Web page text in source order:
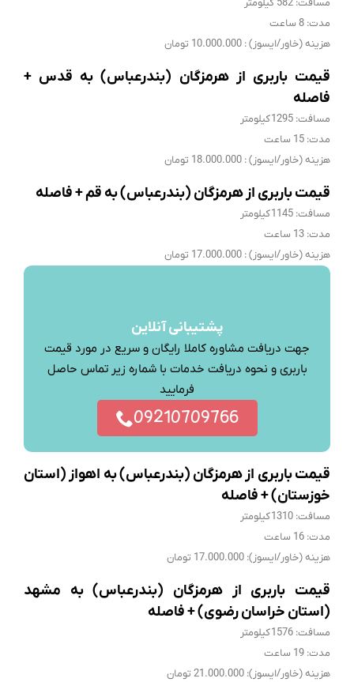
مسافت: 582 کیلومتر
مدت: 8 ساعت
هزینه (خاور/ایسوز) : 10.000.000 تومان
قیمت باربری از هرمزگان (بندرعباس) به قدس +
فاصله
مسافت: 1295 کیلومتر
مدت: 15 ساعت
هزینه (خاور/ایسوز) : 18.000.000 تومان
قیمت باربری از هرمزگان (بندرعباس) به قم + فاصله
مسافت: 1145 کیلومتر
مدت: 13 ساعت
هزینه (خاور/ایسوز) : 17.000.000 تومان
پشتیبانی آنلاین
جهت دریافت مشاوره کاملا رایگان و سریع در مورد قیمت
باربری و نحوه دریافت خدمات با شماره زیر تماس حاصل
فرمایید
09210709766
قیمت باربری از هرمزگان (بندرعباس) به اهواز (استان
خوزستان) + فاصله
مسافت: 1310 کیلومتر
مدت: 16 ساعت
هزینه (خاور/ایسوز): 17.000.000 تومان
قیمت باربری از هرمزگان (بندرعباس) به مشهد
(استان خراسان رضوی) + فاصله
مسافت: 1576 کیلومتر
مدت: 19 ساعت
هزینه (خاور/ایسوز): 21.000.000 تومان